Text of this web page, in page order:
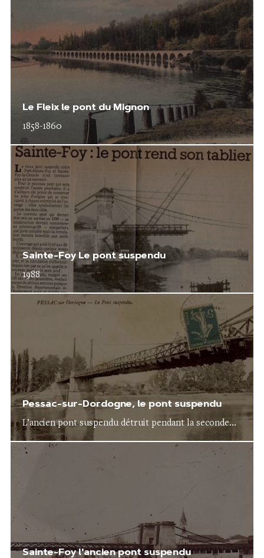
Le Fleix le pont du Mignon
1858-1860
Sainte-Foy Le pont suspendu
1988
Pessac-sur-Dordogne, le pont suspendu
L’ancien pont suspendu détruit pendant la seconde...
Sainte-Foy l'ancien pont suspendu